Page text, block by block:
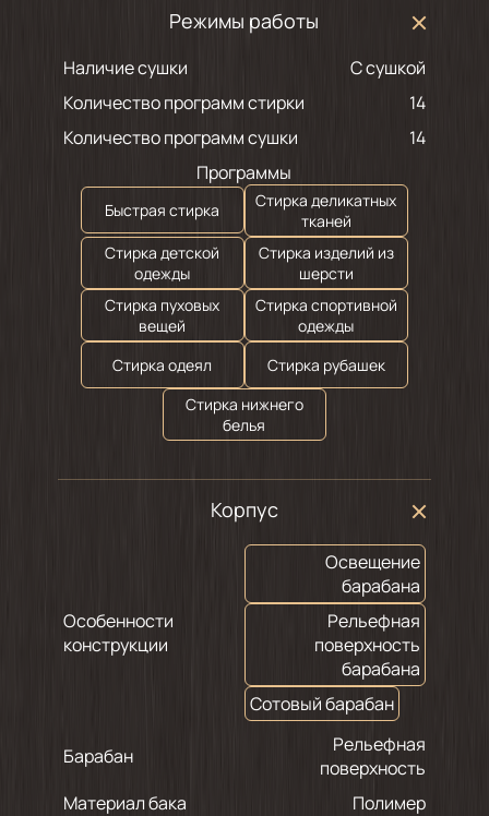
Режимы работы
Наличие сушки
С сушкой
Количество программ стирки
14
Количество программ сушки
14
Программы
Быстрая стирка
Стирка деликатных
тканей
Стирка детской
одежды
Стирка изделий из
шерсти
Стирка пуховых
вещей
Стирка спортивной
одежды
Стирка одеял
Стирка рубашек
Стирка нижнего
белья
Корпус
Особенности
конструкции
Освещение
барабана
Рельефная
поверхность
барабана
Сотовый барабан
Барабан
Рельефная
поверхность
Материал бака
Полимер